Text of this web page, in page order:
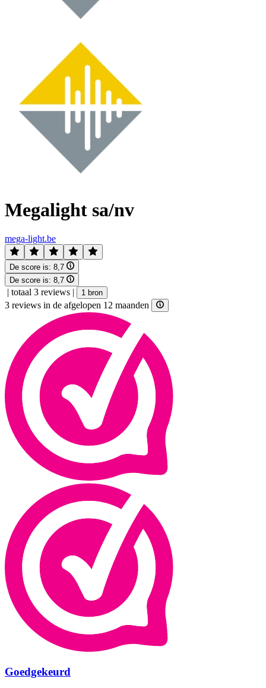
Megalight sa/nv
mega-light.be
De score is: 8,7
De score is: 8,7
| totaal 3 reviews | 1 bron
3 reviews in de afgelopen 12 maanden
Goedgekeurd